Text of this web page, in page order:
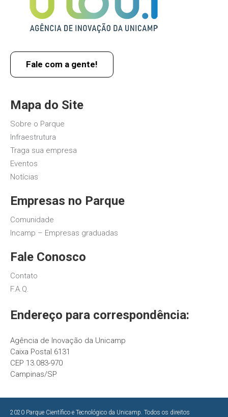
Fale com a gente!
Mapa do Site
Sobre o Parque
Infraestrutura
Traga sua empresa
Eventos
Notícias
Empresas no Parque
Comunidade
Incamp – Empresas graduadas
Fale Conosco
Contato
F.A.Q.
Endereço para correspondência:
Agência de Inovação da Unicamp
Caixa Postal 6131
CEP 13.083-970
Campinas/SP
2020 Parque Científico e Tecnológico da Unicamp. Todos os direitos